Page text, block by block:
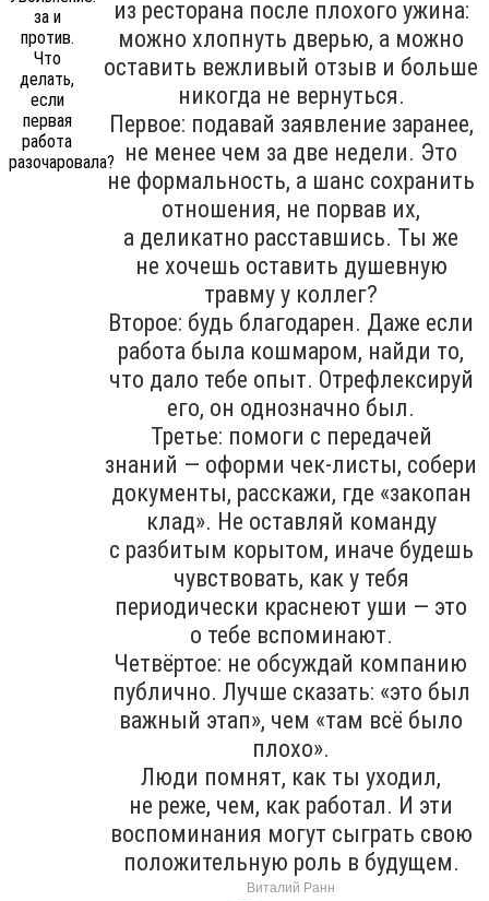
из ресторана после плохого ужина:
можно хлопнуть дверью, а можно
оставить вежливый отзыв и больше
никогда не вернуться.
Первое: подавай заявление заранее,
не менее чем за две недели. Это
не формальность, а шанс сохранить
отношения, не порвав их,
а деликатно расставшись. Ты же
не хочешь оставить душевную
травму у коллег?
Второе: будь благодарен. Даже если
работа была кошмаром, найди то,
что дало тебе опыт. Отрефлексируй
его, он однозначно был.
Третье: помоги с передачей
знаний — оформи чек-листы, собери
документы, расскажи, где «закопан
клад». Не оставляй команду
с разбитым корытом, иначе будешь
чувствовать, как у тебя
периодически краснеют уши — это
о тебе вспоминают.
Четвёртое: не обсуждай компанию
публично. Лучше сказать: «это был
важный этап», чем «там всё было
плохо».
Люди помнят, как ты уходил,
не реже, чем, как работал. И эти
воспоминания могут сыграть свою
положительную роль в будущем.
Виталий Ранн